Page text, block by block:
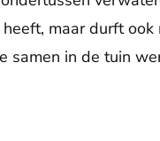
maar durft ook
samen in de tuin